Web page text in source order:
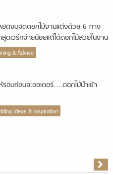
ยัดงบจัดดอกไม้งานแต่งด้วย 6 ทาง
สุดเวิร์กจ่ายน้อยแต่ได้ดอกไม้สวยในงาน
& Advice
รอบก่อนจะออเดอร์….ดอกไม้นำเข้า
Ideas & Inspiration